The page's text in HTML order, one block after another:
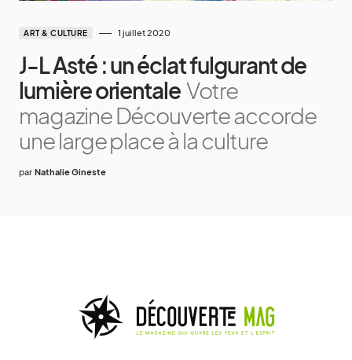
ART & CULTURE 1 juillet 2020
J-L Asté : un éclat fulgurant de
lumière orientale Votre
magazine Découverte accorde
une large place à la culture
par Nathalie Gineste